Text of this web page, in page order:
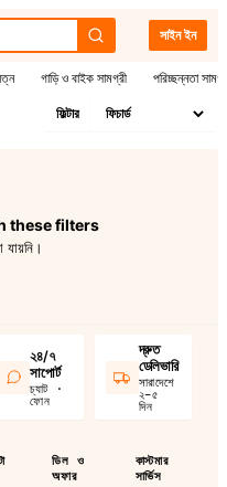
সাইন ইন
গাড়ি ও বাইক সামগ্রী পরিচ্ছন্নতা
ফিল্টার
these filters
২৪/৭
সাপোর্ট
চ্যাট ·
ফোন
দ্রুত
ডেলিভারি
সারাদেশে
২–৫
দিন
ডিল ও
অফার
কাস্টমার
সার্ভিস